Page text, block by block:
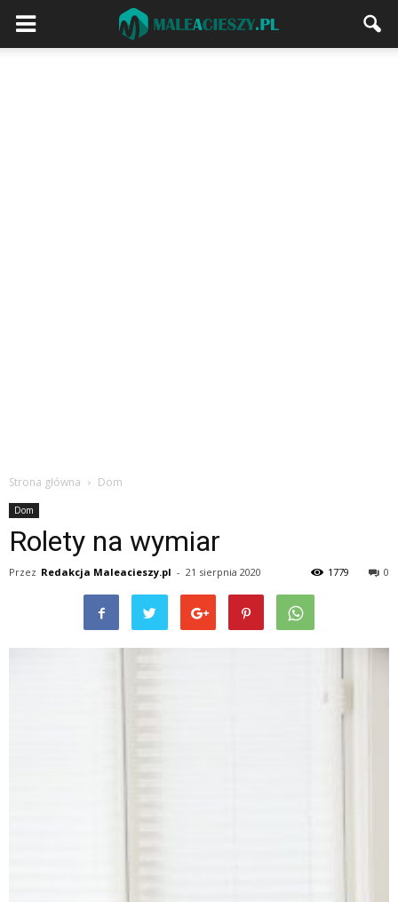
Strona główna Dom
Dom
Rolety na wymiar
Przez Redakcja Maleacieszy.pl - 21 sierpnia 2020 0
1779